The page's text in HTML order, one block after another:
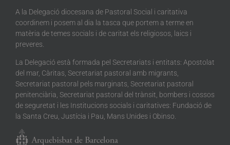
A la Delegació diocesana de Pastoral Social i caritativa
coordinem i posem al dia la tasca que portem a terme en
matèria de temes socials i de caritat els religiosos, laics i
preveres.
La Delegació està formada pel Secretariats i entitats: Apostolat
del mar, Càritas, Secretariat pastoral amb migrants,
Secretariat pastoral pels marginats, Secretariat pastoral
penitenciària, Secretariat pastoral del trànsit, bombers i cossos
de seguretat i les Institucions socials i caritatives: Fundació de
la Santa Creu, Justícia i Pau, Mans Unides i Obinso.